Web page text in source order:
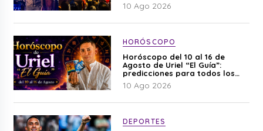
10 Ago 2026
HORÓSCOPO
Horóscopo del 10 al 16 de
Agosto de Uriel “El Guía”:
predicciones para todos los
signos del zodiaco aquí
10 Ago 2026
DEPORTES